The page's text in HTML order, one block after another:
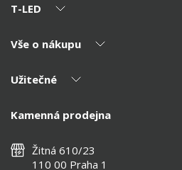
T-LED
O nás
Kontakty
Tipy, rady a instalace
Vše o nákupu
Výhody T-LED
Montáž
Nejčastější dotazy
Než koupíte
Užitečné
Reklamace a vrácení
Zásady ochrany soukromí
Kamenná prodejna
Žitná 610/23
110 00 Praha 1